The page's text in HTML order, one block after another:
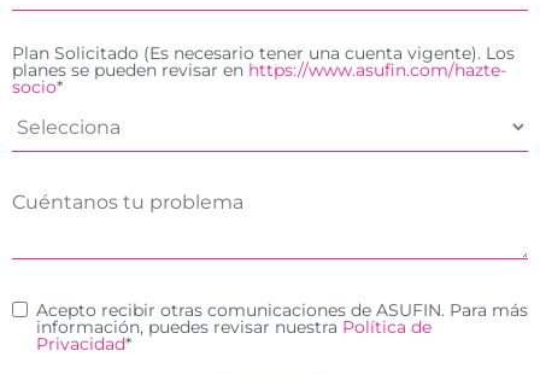
Plan Solicitado (Es necesario tener una cuenta vigente). Los
planes se pueden revisar en https://www.asufin.com/hazte-
socio*
Acepto recibir otras comunicaciones de ASUFIN. Para más
información, puedes revisar nuestra Política de
Privacidad*